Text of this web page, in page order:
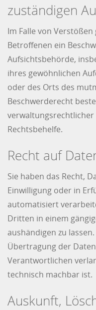
zuständigen
Im Falle von Verstößen
Betroffenen ein
Aufsichtsbehörde,
ihres gewöhnlichen
oder des Orts des
Beschwerderecht
Rechtsbehelfe.
Recht auf
Sie haben das Recht,
Einwilligung oder in
automatisiert
Dritten in einem
aushändigen zu
Übertragung der
Verantwortlichen
technisch machbar ist.
Auskunft,